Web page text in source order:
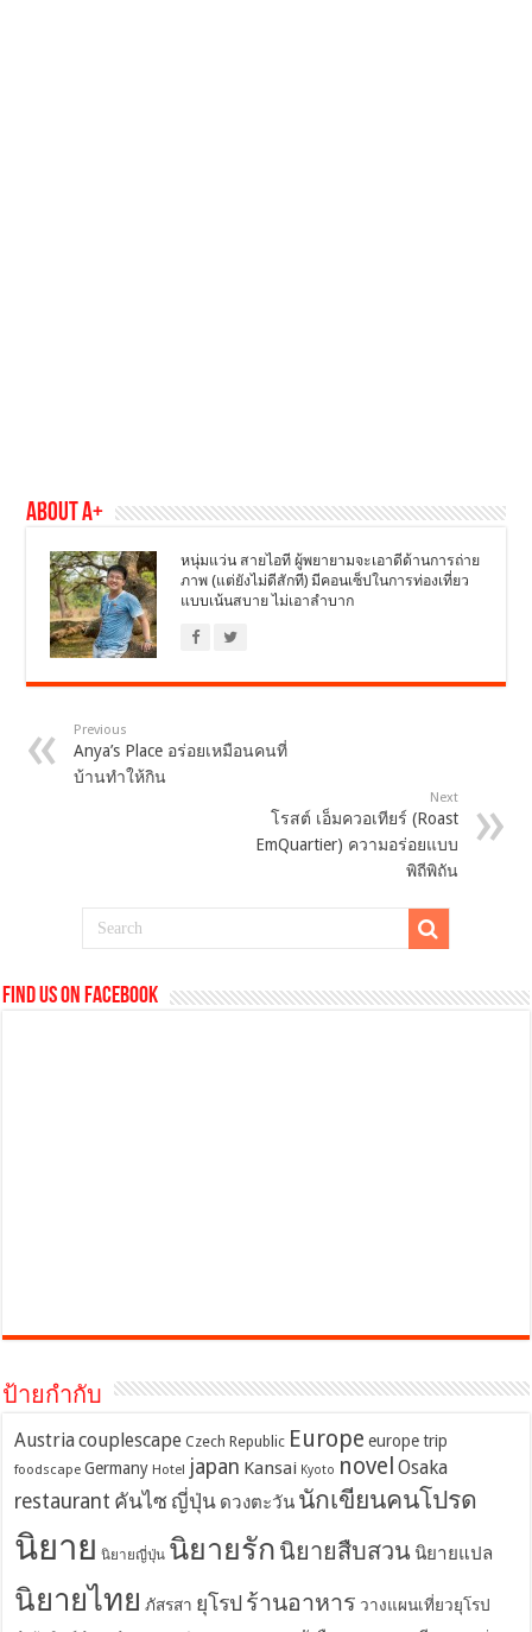
About A+
หนุ่มแว่น สายไอที ผู้พยายามจะเอาดีด้านการถ่าย
ภาพ (แต่ยังไม่ดีสักที) มีคอนเซ็ปในการท่องเที่ยว
แบบเน้นสบาย ไม่เอาลำบาก
Previous
Anya’s Place อร่อยเหมือนคนที่
บ้านทำให้กิน
Next
โรสต์ เอ็มควอเทียร์ (Roast
EmQuartier) ความอร่อยแบบ
พิถีพิถัน
Find us on Facebook
ป้ายกำกับ
Austriacouplescape Czech Republic Europe europe trip
foodscape Germany Hotel japan Kansai Kyoto novel Osaka
restaurant คันไซ ญี่ปุ่น ดวงตะวัน นักเขียนคนโปรด
นิยาย นิยายญี่ปุ่น นิยายรัก นิยายสืบสวน นิยายแปล
นิยายไทย ภัสรสา ยุโรป ร้านอาหาร วางแผนเที่ยวยุโรป